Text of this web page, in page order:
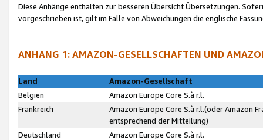
Diese Anhänge enthalten zur besseren Übersicht Übersetzungen.
vorgeschrieben ist, gilt im Falle von Abweichungen die englische
ANHANG 1: AMAZON-GESELLSCHAFTEN UND
Land
Amazon-Gesellschaft
Belgien
Amazon Europe Core S.à r.l.
Frankreich
Amazon Europe Core S.à r.l.(oder Amazon
entsprechend der Mitteilung)
Deutschland
Amazon Europe Core S.à r.l.